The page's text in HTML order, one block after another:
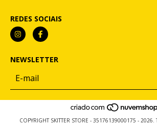
REDES SOCIAIS
NEWSLETTER
COPYRIGHT SKITTER STORE - 35176139000175 -